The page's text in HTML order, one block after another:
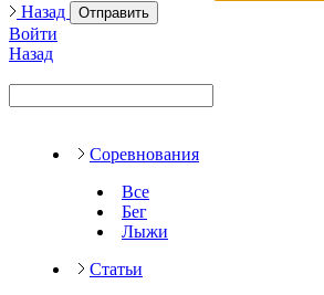
Назад
Отправить
Войти
Назад
Соревнования
Все
Бег
Лыжи
Статьи